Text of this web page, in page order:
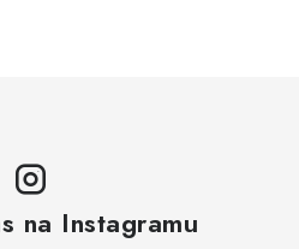
na Instagramu